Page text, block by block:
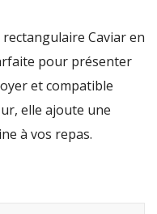
Caviar en
pour présenter
et compatible
elle ajoute une
à vos repas.